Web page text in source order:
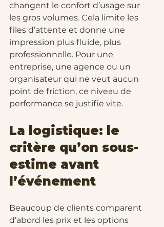
changent le confort d’usage sur
les gros volumes. Cela limite les
files d’attente et donne une
impression plus fluide, plus
professionnelle. Pour une
entreprise, une agence ou un
organisateur qui ne veut aucun
point de friction, ce niveau de
performance se justifie vite.
La logistique: le
critère qu’on sous-
estime avant
l’événement
Beaucoup de clients comparent
d’abord les prix et les options